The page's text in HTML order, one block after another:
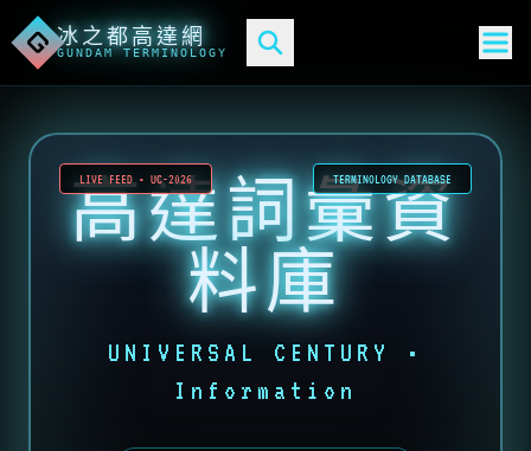
G冰之都高達網
GUNDAM TERMINOLOGY
LIVE FEED • UC-2026 TERMINOLOGY DATABASE
高達詞彙資
料庫
UNIVERSAL CENTURY •
Information